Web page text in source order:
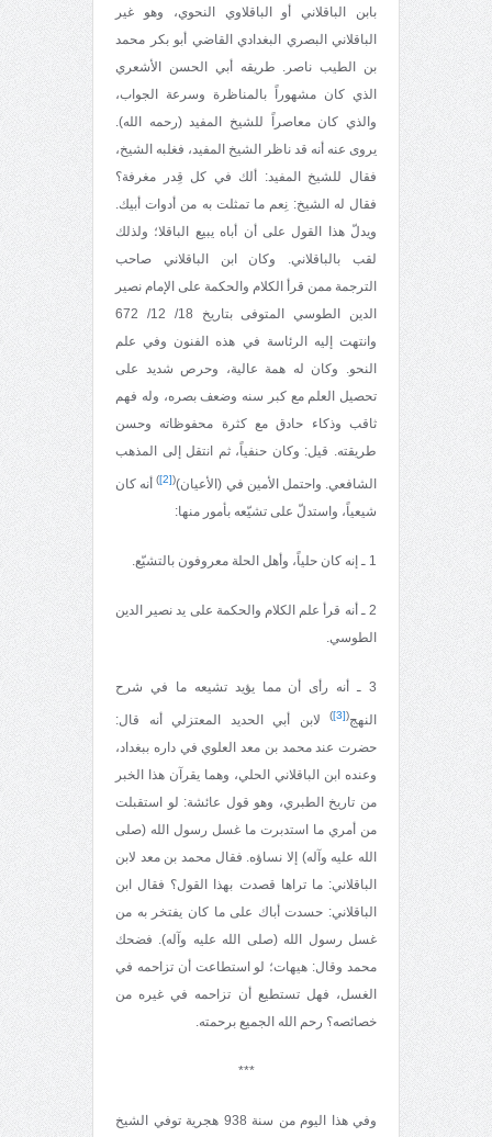
بابن الباقلاني أو الباقلاوي النحوي، وهو غير
الباقلاني البصري البغدادي القاضي أبو بكر محمد
بن الطيب ناصر. طريقه أبي الحسن الأشعري
الذي كان مشهوراً بالمناظرة وسرعة الجواب،
والذي كان معاصراً للشيخ المفيد (رحمه الله).
يروى عنه أنه قد ناظر الشيخ المفيد، فغلبه الشيخ،
فقال للشيخ المفيد: ألك في كل قِدر مغرفة؟
فقال له الشيخ: نِعم ما تمثلت به من أدوات أبيك.
ويدلّ هذا القول على أن أباه يبيع الباقلا؛ ولذلك
لقب بالباقلاني. وكان ابن الباقلاني صاحب
الترجمة ممن قرأ الكلام والحكمة على الإمام نصير
الدين الطوسي المتوفى بتاريخ 18/ 12/ 672
وانتهت إليه الرئاسة في هذه الفنون وفي علم
النحو. وكان له همة عالية، وحرص شديد على
تحصيل العلم مع كبر سنه وضعف بصره، وله فهم
ثاقب وذكاء حادق مع كثرة محفوظاته وحسن
طريقته. قيل: وكان حنفياً، ثم انتقل إلى المذهب
الشافعي. واحتمل الأمين في (الأعيان)(
[2]
)أنه كان
شيعياً، واستدلّ على تشيّعه بأمور منها:
1 ـ إنه كان حلياً، وأهل الحلة معروفون بالتشيّع.
2 ـ أنه قرأ علم الكلام والحكمة على يد نصير الدين
الطوسي.
3 ـ أنه رأى أن مما يؤيد تشيعه ما في شرح
النهج(
[3]
)
لابن أبي الحديد المعتزلي أنه قال:
حضرت عند محمد بن معد العلوي في داره ببغداد،
وعنده ابن الباقلاني الحلي، وهما يقرآن هذا الخبر
من تاريخ الطبري، وهو قول عائشة: لو استقبلت
من أمري ما استدبرت ما غسل رسول الله (صلى
الله عليه وآله) إلا نساؤه. فقال محمد بن معد لابن
الباقلاني: ما تراها قصدت بهذا القول؟ فقال ابن
الباقلاني: حسدت أباك على ما كان يفتخر به من
غسل رسول الله (صلى الله عليه وآله). فضحك
محمد وقال: هيهات؛ لو استطاعت أن تزاحمه في
الغسل، فهل تستطيع أن تزاحمه في غيره من
خصائصه؟ رحم الله الجميع برحمته.
***
وفي هذا اليوم من سنة 938 هجرية توفي الشيخ